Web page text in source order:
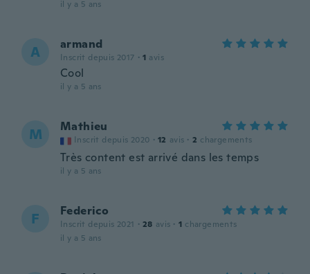
il y a 5 ans
A armand
Inscrit depuis 2017 · 1 avis
Cool
il y a 5 ans
M Mathieu
Inscrit depuis 2020 · 12 avis · 2 chargements
Très content est arrivé dans les temps
il y a 5 ans
F Federico
Inscrit depuis 2021 · 28 avis · 1 chargements
il y a 5 ans